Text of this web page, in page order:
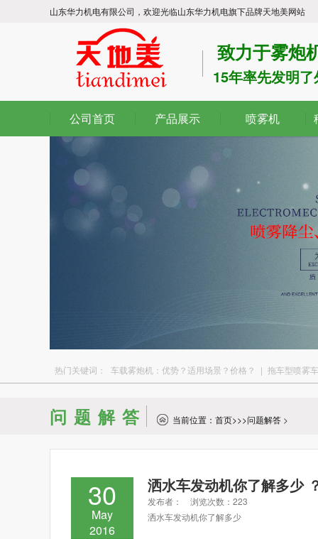
山东华力机电有限公司，欢迎光临山东华力机电旗下品牌天地美网站
致力于雾炮
15年率先发明
公司首页 产品展示 喷雾机
热门关键词： 车载雾炮机：优势？适用场景？价格？ | 拖车型喷雾车
问题解答 当前位置： 首页>>>问题解答 >
30
May
2016
洒水车发动机你了解多少
发布者： 浏览次数：223
洒水车发动机你了解多少